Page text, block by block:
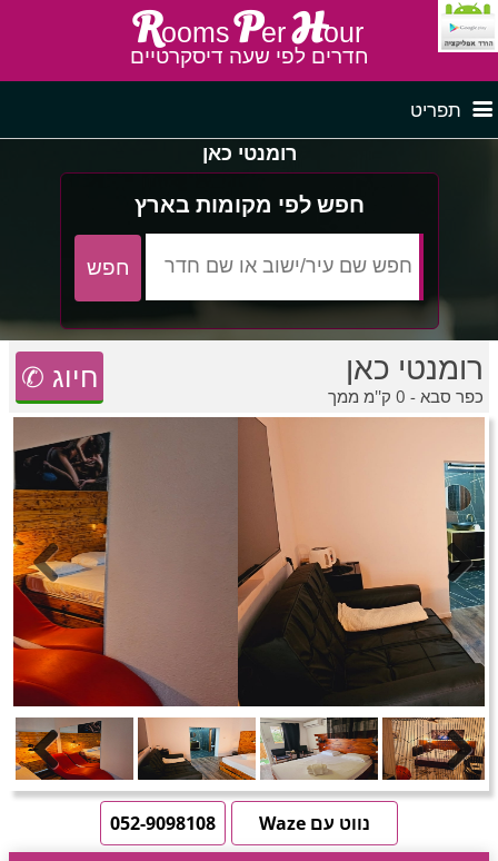
Rooms PerHour
חדרים לפי שעה דיסקרטיים
תפריט
לפי איזור
חדרים לפי שעה במישור החוף
חדרים לפי שעה בגליל מערבי
חדרים לפי שעה באזור ירושלים
חדרים לפי שעה באזור השפלה
חדרים לפי שעה בהשרון
חדרים לפי שעה בנגב
חדרים באזור
חדרים לפי שעה במרכז
רומנטי כאן
חפש לפי מקומות בארץ
רומנטי כאן
כפר סבא - 0 ק''מ ממך
✆ חיוג
טוען תמונות..... Previous Next
Previous
Next
052-9098108
נווט עם Waze